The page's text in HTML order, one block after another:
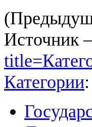
Источник
Категории: